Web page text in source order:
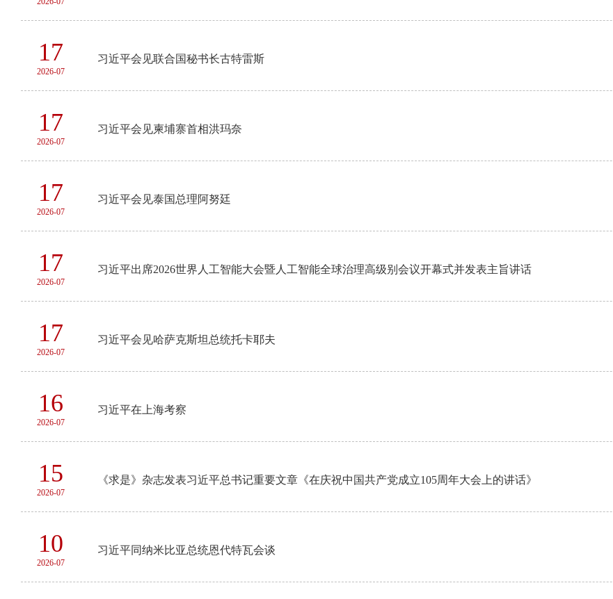
17
2026-07
习近平会见联合国秘书长古特雷斯
17
2026-07
习近平会见柬埔寨首相洪玛奈
17
2026-07
习近平会见泰国总理阿努廷
17
2026-07
习近平出席2026世界人工智能大会暨人工智能全球治理高级别会议开幕式并发表主旨讲话
17
2026-07
习近平会见哈萨克斯坦总统托卡耶夫
16
2026-07
习近平在上海考察
15
2026-07
《求是》杂志发表习近平总书记重要文章《在庆祝中国共产党成立105周年大会上的讲话》
10
2026-07
习近平同纳米比亚总统恩代特瓦会谈